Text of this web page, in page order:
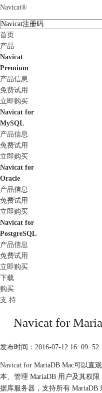
Navicat®
首页
产品
Navicat
Premium
产品信息
免费试用
立即购买
Navicat for
MySQL
产品信息
免费试用
立即购买
Navicat for
Oracle
产品信息
免费试用
立即购买
Navicat for
PostgreSQL
产品信息
免费试用
立即购买
下载
购买
支 持
Navicat for
发布时间：2016-07-12 16: 09: 52
Navicat for MariaDB Mac可以直
本、管理 MariaDB 用户及其权
据库服务器，支持所有 MariaDB